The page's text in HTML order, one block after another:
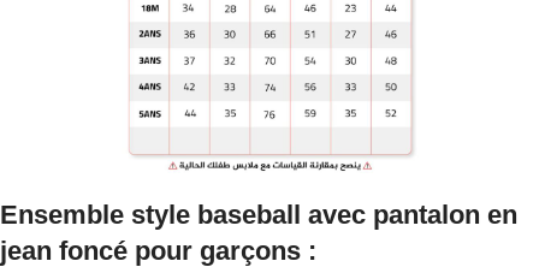
Ensemble style baseball avec pantalon en
jean foncé pour garçons :